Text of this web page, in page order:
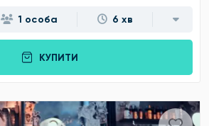
1 особа 6 хв
КУПИТИ